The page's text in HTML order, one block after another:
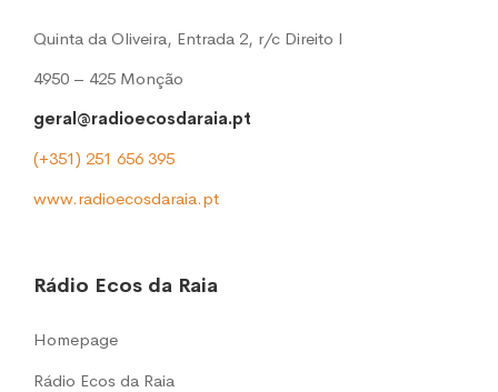
Quinta da Oliveira, Entrada 2, r/c Direito l
4950 – 425 Monção
geral@radioecosdaraia.pt
(+351) 251 656 395
www.radioecosdaraia.pt
Rádio Ecos da Raia
Homepage
Rádio Ecos da Raia